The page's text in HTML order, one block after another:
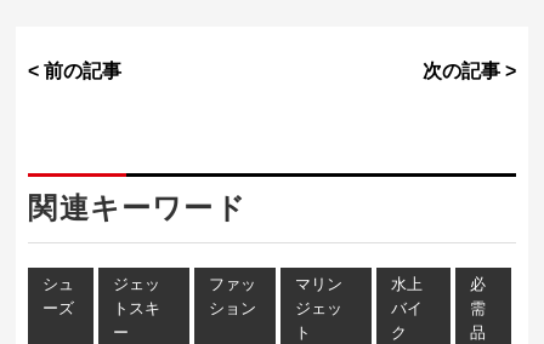
< 前の記事 次の記事 >
関連キーワード
シュ
ーズ
ジェッ
トスキ
ー
ファッ
ション
マリン
ジェッ
ト
水上
バイ
ク
必
需
品